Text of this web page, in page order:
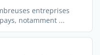
entreprises
notamment ...